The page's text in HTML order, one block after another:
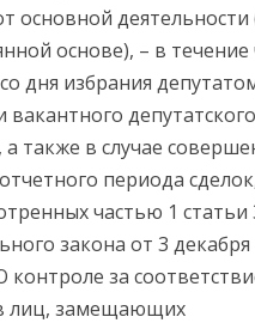
основной деятельности
основе), – в
дня избрания
вакантного депутатского
также в случае
периода
частью 1 статьи
закона от 3
контроле за
лиц, замещающих